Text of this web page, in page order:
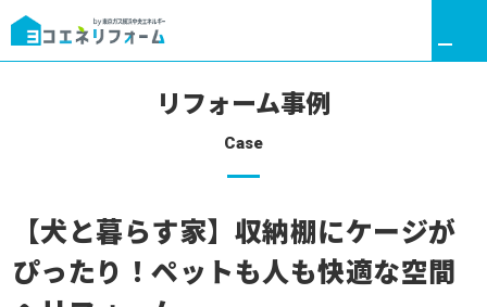
ヨコエネと叶える理想の暮らし
リフォームメニュー
リフォーム事例
Case
【犬と暮らす家】収納棚にケージが
ぴったり！ペットも人も快適な空間